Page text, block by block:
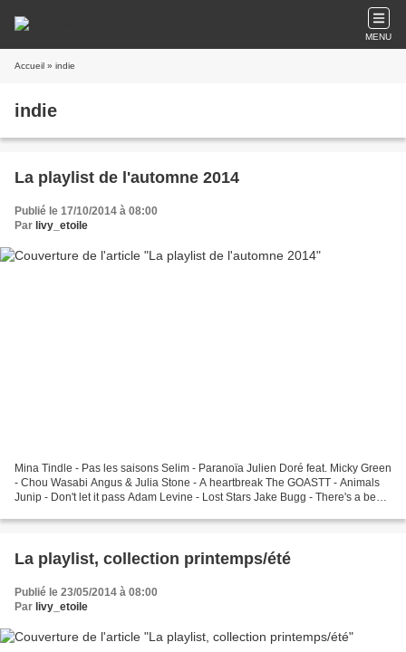
MENU
Accueil » indie
indie
La playlist de l'automne 2014
Publié le 17/10/2014 à 08:00
Par livy_etoile
Mina Tindle - Pas les saisons Selim - Paranoïa Julien Doré feat. Micky Green
- Chou Wasabi Angus & Julia Stone - A heartbreak The GOASTT - Animals
Junip - Don't let it pass Adam Levine - Lost Stars Jake Bugg - There's a beast
La playlist, collection printemps/été
Publié le 23/05/2014 à 08:00
Par livy_etoile